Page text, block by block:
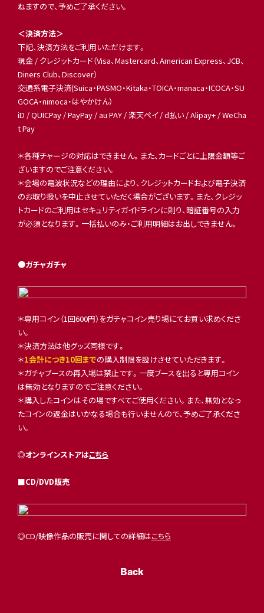
ねますので、予めご了承ください。
＜決済方法＞
下記、決済方法をご利用いただけます。
現金 / クレジットカード（Visa、Mastercard、American Express、JCB、
Diners Club、Discover）
交通系電子決済(Suica・PASMO・Kitaka・TOICA・manaca・ICOCA・SU
GOCA・nimoca・はやかけん）
iD / QUICPay / PayPay / au PAY / 楽天ペイ / d払い / Alipay+ / WeCha
t Pay
＊各種チャージの対応はできません。また、カードごとに上限金額等ご
ざいますのでご注意ください。
＊会場の電波状況などの理由により、クレジットカードおよび電子決済
のお取り扱いを中止させていただく場合がございます。また、クレジッ
トカードのご利用はセキュリティガイドラインに則り、暗証番号の入力
が必須となります。一括払いのみ・ご利用明細はお出しできません。
●ガチャガチャ
＊専用コイン（1回600円）をガチャコイン売り場にてお買い求めくださ
い。
＊決済方法は他グッズ同様です。
＊1会計につき10回までの購入制限を設けさせていただきます。
＊ガチャブースの再入場は禁止です。一度ブースを出ると専用コイン
は無効となりますのでご注意ください。
＊購入したコインはその場ですべてご使用ください。また、無効となっ
たコインの返金はいかなる場合も行いませんので、予めご了承くださ
い。
◎オンラインストアはこちら
■CD/DVD販売
◎CD/映像作品の販売に関しての詳細はこちら
Back